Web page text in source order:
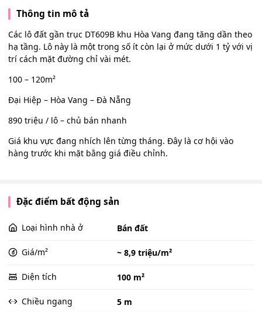
Thông tin mô tả
Các lô đất gần trục DT609B khu Hòa Vang đang tăng dần theo
hạ tầng. Lô này là một trong số ít còn lại ở mức dưới 1 tỷ với vị
trí cách mặt đường chỉ vài mét.
100 – 120m²
Đại Hiệp – Hòa Vang – Đà Nẵng
890 triệu / lô – chủ bán nhanh
Giá khu vực đang nhích lên từng tháng. Đây là cơ hội vào
hàng trước khi mặt bằng giá điều chỉnh.
Đặc điểm bất động sản
Loại hình nhà ở Bán đất
Giá/m² ~ 8,9 triệu/m²
Diện tích 100 m²
Chiều ngang 5 m